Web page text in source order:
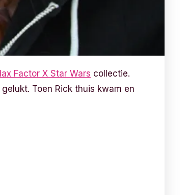
Factor X Star Wars collectie.
Toen Rick thuis kwam en